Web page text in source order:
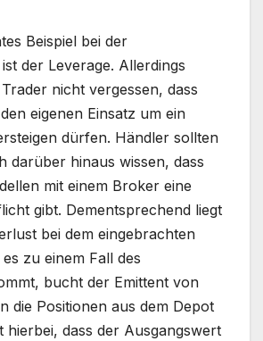
Beispiel bei der
der Leverage. Allerdings
nicht vergessen, dass
eigenen Einsatz um ein
dürfen. Händler sollten
darüber hinaus wissen, dass
mit einem Broker eine
gibt. Dementsprechend liegt
bei dem eingebrachten
zu einem Fall des
bucht der Emittent von
die Positionen aus dem Depot
hierbei, dass der Ausgangswert